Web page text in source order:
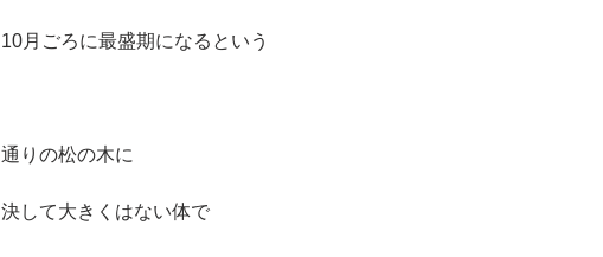
10月ごろに最盛期になるという
通りの松の木に
決して大きくはない体で